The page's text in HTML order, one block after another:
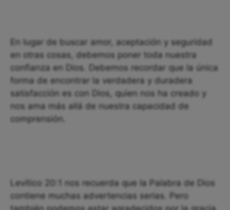
En lugar de buscar amor, aceptación y seguridad
en otras cosas, debemos poner toda nuestra
confianza en Dios. Debemos recordar que la única
forma de encontrar la verdadera y duradera
satisfacción es con Dios, quien nos ha creado y
nos ama más allá de nuestra capacidad de
comprensión.
Levítico 20:1 nos recuerda que la Palabra de Dios
contiene muchas advertencias serias. Pero